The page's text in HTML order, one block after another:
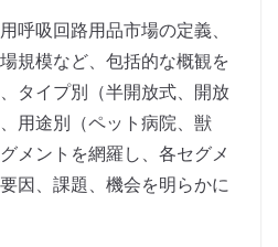
呼吸回路用品市場の定義、
規模など、包括的な概観を
タイプ別（半開放式、開放
用途別（ペット病院、獣
メントを網羅し、各セグメ
因、課題、機会を明らかに